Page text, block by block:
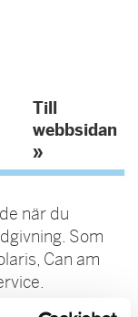
Till
webbsidan
»
när du
Som
Can am